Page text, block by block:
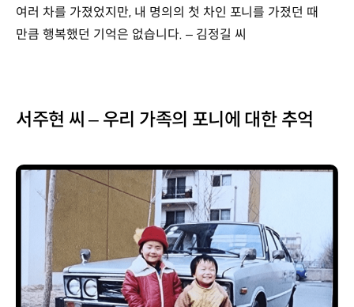
여러 차를 가졌었지만, 내 명의의 첫 차인 포니를 가졌던 때
만큼 행복했던 기억은 없습니다. – 김정길 씨
서주현 씨 – 우리 가족의 포니에 대한 추억